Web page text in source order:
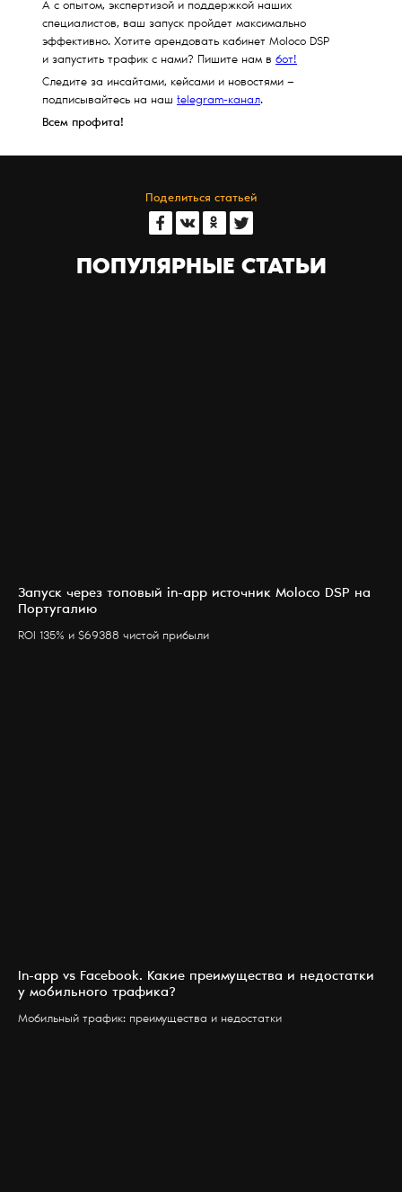
А с опытом, экспертизой и поддержкой наших
специалистов, ваш запуск пройдет максимально
эффективно. Хотите арендовать кабинет Moloco DSP
и запустить трафик с нами? Пишите нам в бот!
Следите за инсайтами, кейсами и новостями —
подписывайтесь на наш telegram-канал.
Всем профита!
Поделиться статьей
ПОПУЛЯРНЫЕ СТАТЬИ
Запуск через топовый in-app источник Moloco DSP на
Португалию
ROI 135% и $69388 чистой прибыли
In-app vs Facebook. Какие преимущества и недостатки
у мобильного трафика?
Мобильный трафик: преимущества и недостатки